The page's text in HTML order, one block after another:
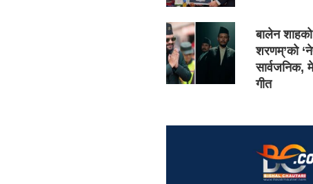
बालेन
शरणम्’को
सार्वजनिक,
गीत